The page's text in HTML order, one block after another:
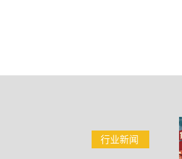
行业新闻